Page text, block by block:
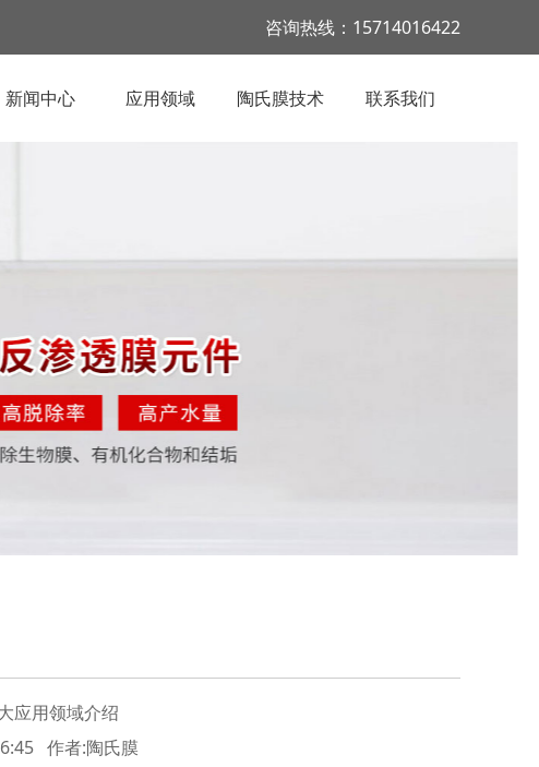
咨询热线：15714016422
新闻中心 应用领域 陶氏膜技术 联系我们
应用领域介绍
作者:陶氏膜